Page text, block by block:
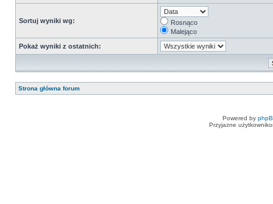
Sortuj wyniki wg:
Rosnąco
Malejąco
Pokaż wyniki z ostatnich:
Strona główna forum
Powered by
Przyjazne